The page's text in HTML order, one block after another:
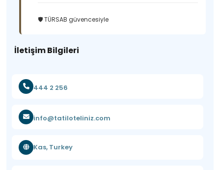
🛡️ TÜRSAB güvencesiyle
İletişim Bilgileri
444 2 256
info@tatiloteliniz.com
Kas, Turkey